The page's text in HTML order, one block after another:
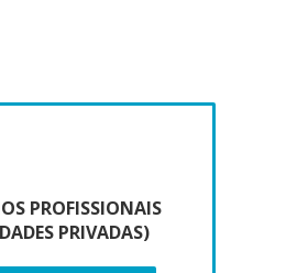
PROFISSIONAIS
PRIVADAS)